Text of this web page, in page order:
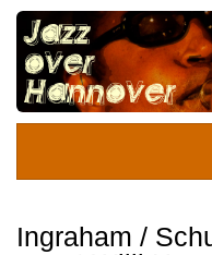
Ingraham /